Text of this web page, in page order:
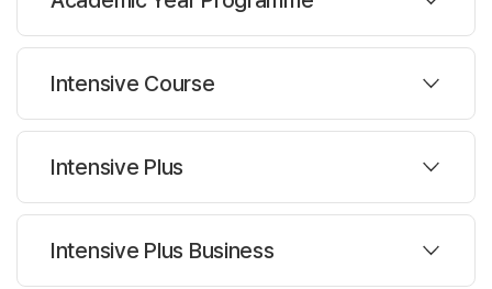
프로그램
주당레슨 :15/20/23/26시간
Academic Year Program
Intensive Course
프로그램
주당레슨 :20시간
한반명수 :14명
Intensive Plus
프로그램
Intensive Plus Business